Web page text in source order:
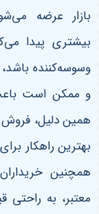
بازار عرضه
بیشتری پیدا
وسوسه‌کننده
و ممکن است
همین دلیل،
بهترین راهکار
همچنین
معتبر، به راحتی